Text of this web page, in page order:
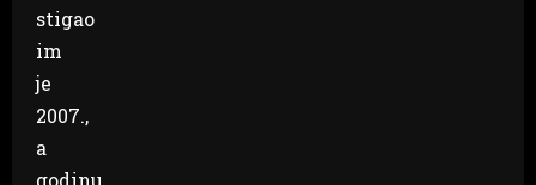
stigao
im
je
2007.,
a
godinu